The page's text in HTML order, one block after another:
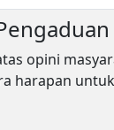
opini
harapan